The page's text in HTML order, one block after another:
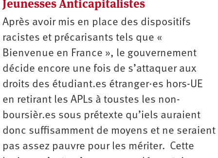
Auteur
Jeunesses Anticapitalistes
Après avoir mis en place des dispositifs
racistes et précarisants tels que «
Bienvenue en France », le gouvernement
décide encore une fois de s’attaquer aux
droits des étudiant.es étranger·es hors-UE
en retirant les APLs à toustes les non-
boursièr.es sous prétexte qu’iels auraient
donc suffisamment de moyens et ne seraient
pas assez pauvre pour les mériter. Cette